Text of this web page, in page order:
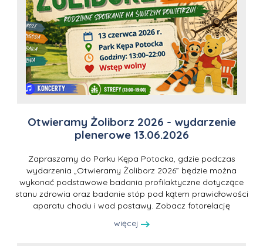
Otwieramy Żoliborz 2026 - wydarzenie
plenerowe 13.06.2026
Zapraszamy do Parku Kępa Potocka, gdzie podczas
wydarzenia „Otwieramy Żoliborz 2026” będzie można
wykonać podstawowe badania profilaktyczne dotyczące
stanu zdrowia oraz badanie stóp pod kątem prawidłowości
aparatu chodu i wad postawy. Zobacz fotorelację
więcej